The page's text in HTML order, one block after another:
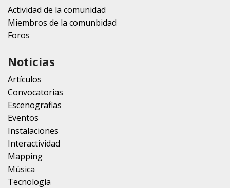
Actividad de la comunidad
Miembros de la comunbidad
Foros
Noticias
Artículos
Convocatorias
Escenografias
Eventos
Instalaciones
Interactividad
Mapping
Música
Tecnología